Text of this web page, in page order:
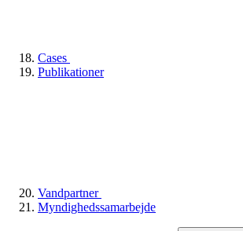
Cases
Publikationer
Vandpartner
Myndighedssamarbejde